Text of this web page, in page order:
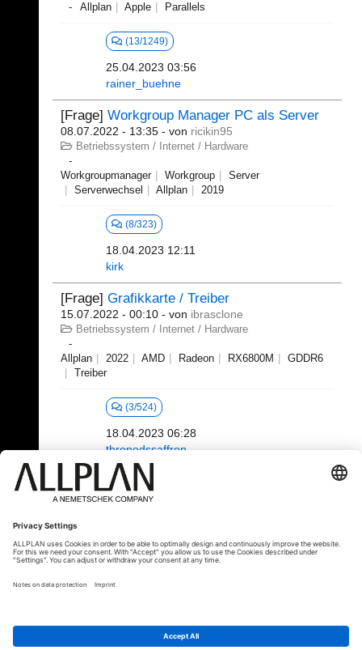
Allplan
Apple Parallels
(13/1249)
25.04.2023 03:56
rainer_buehne
[Frage] Workgroup Manager PC als Server
08.07.2022 - 13:35 - von ricikin95
Betriebssystem / Internet / Hardware
Workgroupmanager Workgroup
Server
Serverwechsel
Allplan 2019
(8/323)
18.04.2023 12:11
kirk
[Frage] Grafikkarte / Treiber
15.07.2022 - 00:10 - von ibrasclone
Betriebssystem / Internet / Hardware
Allplan 2022 AMD Radeon RX6800M
GDDR6
Treiber
(3/524)
18.04.2023 06:28
thropodssaffron
41 - 60 (391)